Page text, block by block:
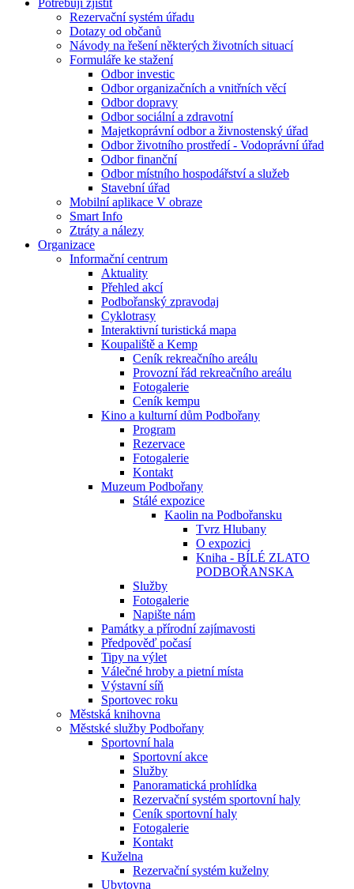
Potřebuji zjistit
Rezervační systém úřadu
Dotazy od občanů
Návody na řešení některých životních situací
Formuláře ke stažení
Odbor investic
Odbor organizačních a vnitřních věcí
Odbor dopravy
Odbor sociální a zdravotní
Majetkoprávní odbor a živnostenský úřad
Odbor životního prostředí - Vodoprávní úřad
Odbor finanční
Odbor místního hospodářství a služeb
Stavební úřad
Mobilní aplikace V obraze
Smart Info
Ztráty a nálezy
Organizace
Informační centrum
Aktuality
Přehled akcí
Podbořanský zpravodaj
Cyklotrasy
Interaktivní turistická mapa
Koupaliště a Kemp
Ceník rekreačního areálu
Provozní řád rekreačního areálu
Fotogalerie
Ceník kempu
Kino a kulturní dům Podbořany
Program
Rezervace
Fotogalerie
Kontakt
Muzeum Podbořany
Stálé expozice
Kaolin na Podbořansku
Tvrz Hlubany
O expozici
Kniha - BÍLÉ ZLATO
PODBOŘANSKA
Služby
Fotogalerie
Napište nám
Památky a přírodní zajímavosti
Předpověď počasí
Tipy na výlet
Válečné hroby a pietní místa
Výstavní síň
Sportovec roku
Městská knihovna
Městské služby Podbořany
Sportovní hala
Sportovní akce
Služby
Panoramatická prohlídka
Rezervační systém sportovní haly
Ceník sportovní haly
Fotogalerie
Kontakt
Kuželna
Rezervační systém kuželny
Ubytovna